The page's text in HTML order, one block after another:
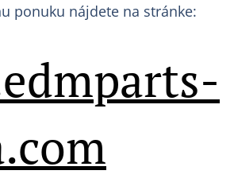
ponuku nájdete na stránke: